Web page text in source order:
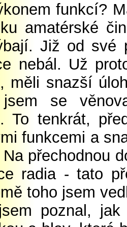
funkcí?
amatérské
Již od své
nebál. Už
měli snazší
se
To tenkrát,
funkcemi a
přechodnou
radia - tato
toho jsem
poznal,